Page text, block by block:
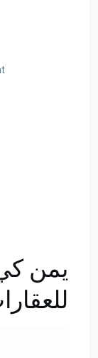
يمن